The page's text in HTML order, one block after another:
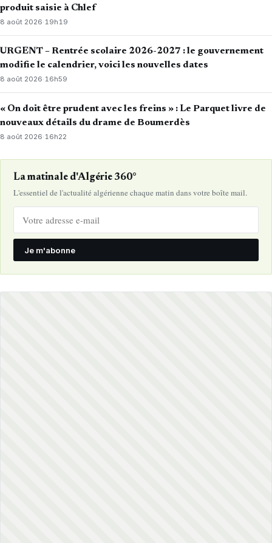
produit saisie à Chlef
8 août 2026·19h19
URGENT – Rentrée scolaire 2026-2027 : le gouvernement
modifie le calendrier, voici les nouvelles dates
8 août 2026·16h59
« On doit être prudent avec les freins » : Le Parquet livre de
nouveaux détails du drame de Boumerdès
8 août 2026· 16h22
La matinale d'Algérie 360°
L'essentiel de l'actualité algérienne chaque matin dans votre boîte mail.
Je m'abonne